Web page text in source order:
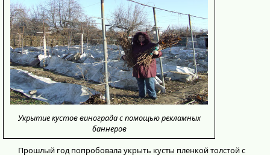
Укрытие кустов винограда с помощью рекламных
баннеров
Прошлый год попробовала укрыть кусты пленкой толстой с